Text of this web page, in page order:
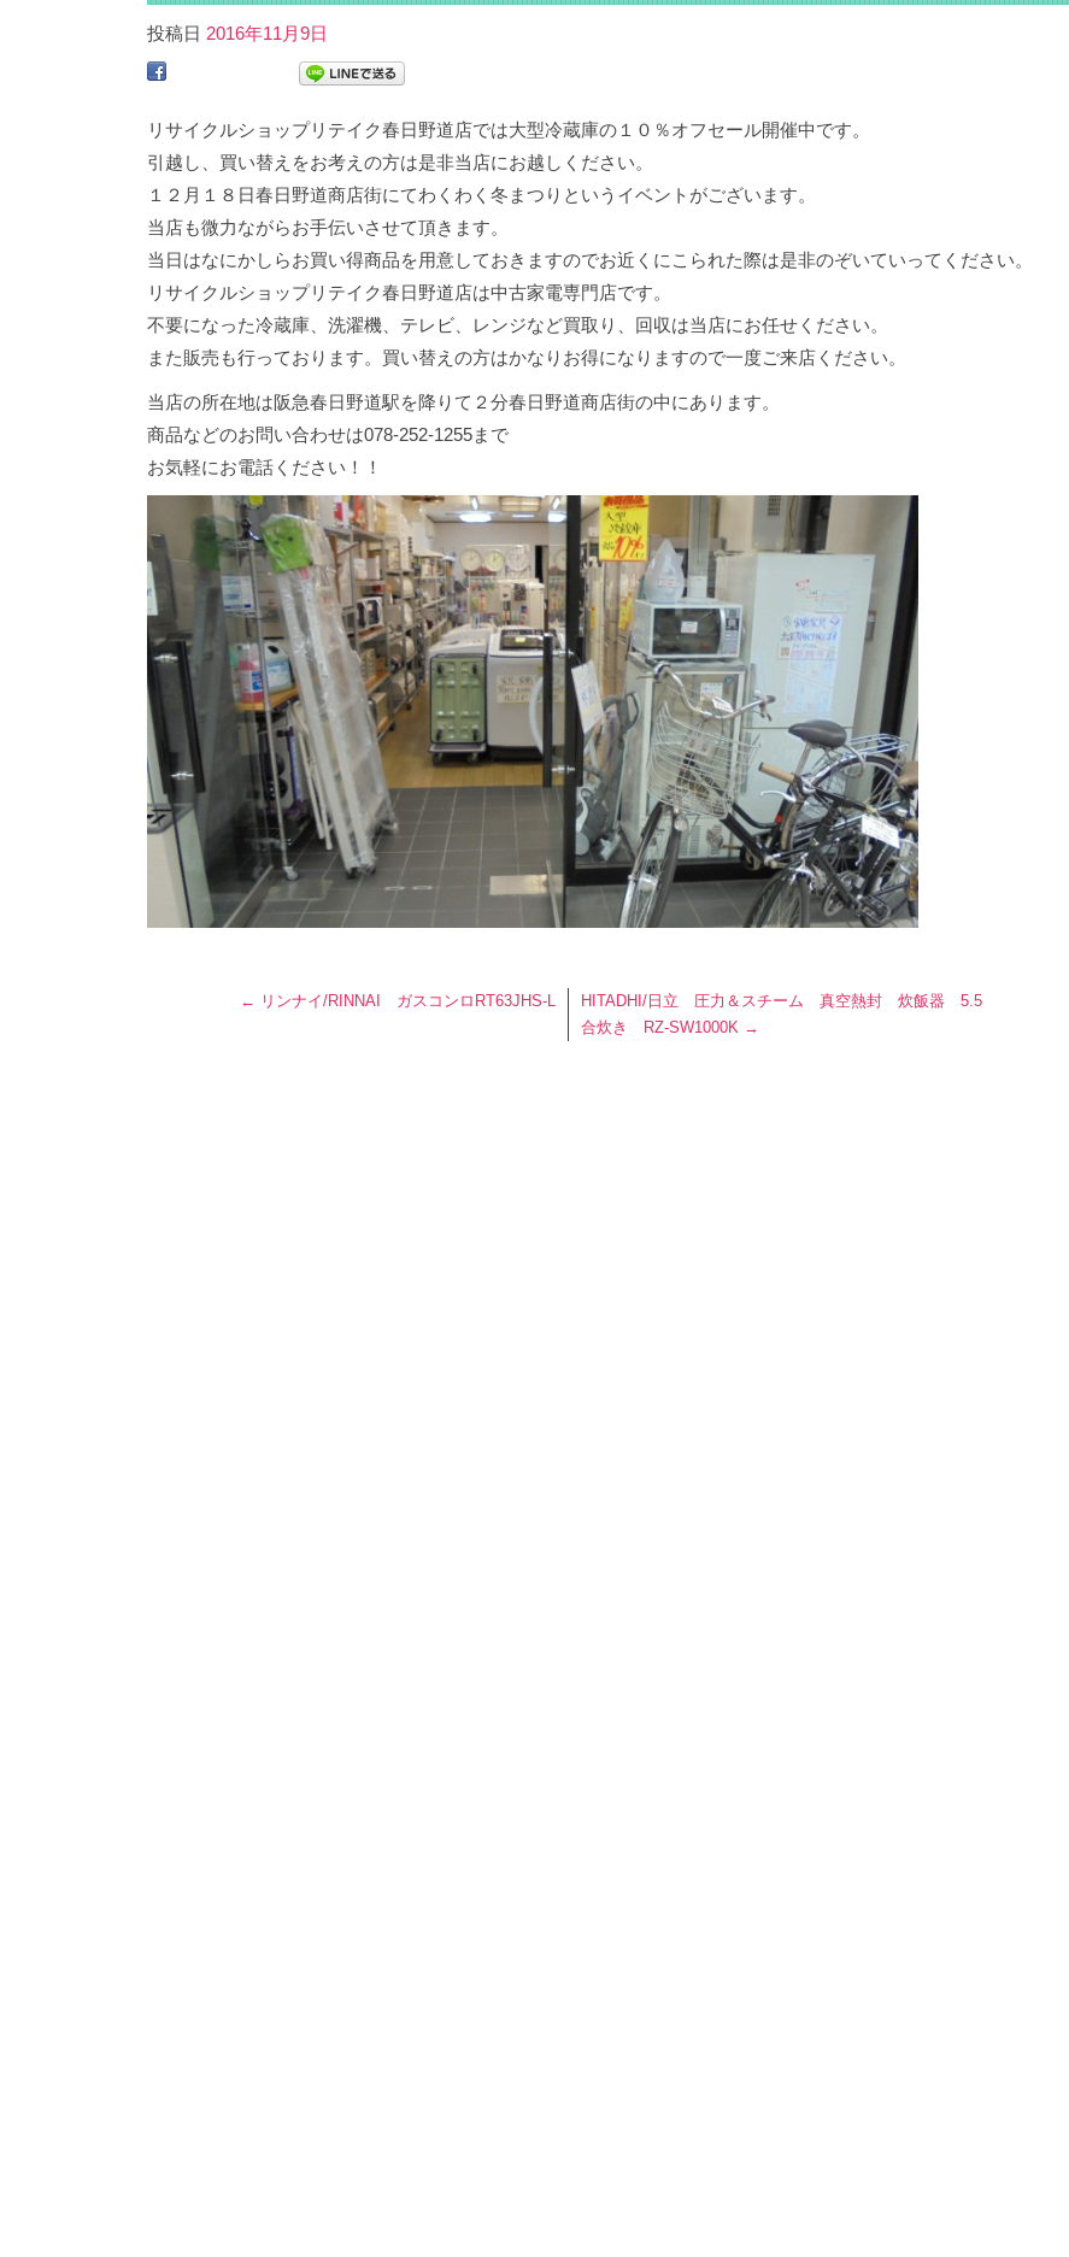
投稿日 2016年11月9日
リサイクルショップリテイク春日野道店では大型冷蔵庫の１０％オフセール開催中です。
引越し、買い替えをお考えの方は是非当店にお越しください。
１２月１８日春日野道商店街にてわくわく冬まつりというイベントがございます。
当店も微力ながらお手伝いさせて頂きます。
当日はなにかしらお買い得商品を用意しておきますのでお近くにこられた際は是非のぞいていってください。
リサイクルショップリテイク春日野道店は中古家電専門店です。
不要になった冷蔵庫、洗濯機、テレビ、レンジなど買取り、回収は当店にお任せください。
また販売も行っております。買い替えの方はかなりお得になりますので一度ご来店ください。
当店の所在地は阪急春日野道駅を降りて２分春日野道商店街の中にあります。
商品などのお問い合わせは078-252-1255まで
お気軽にお電話ください！！
← リンナイ/RINNAI ガスコンロRT63JHS-L
HITADHI/日立 圧力＆スチーム 真空熱封 炊飯器 5.5
合炊き RZ-SW1000K →